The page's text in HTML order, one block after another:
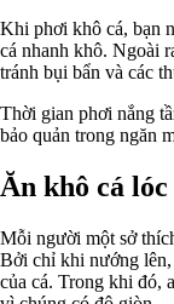
Khi phơi khô cá, bạn
cá nhanh khô. Ngoài
tránh bụi bẩn và các
Thời gian phơi nắng
bảo quản trong ngăn
Ăn khô cá
Mỗi người một sở
Bởi chỉ khi nướng lên,
của cá. Trong khi đó,